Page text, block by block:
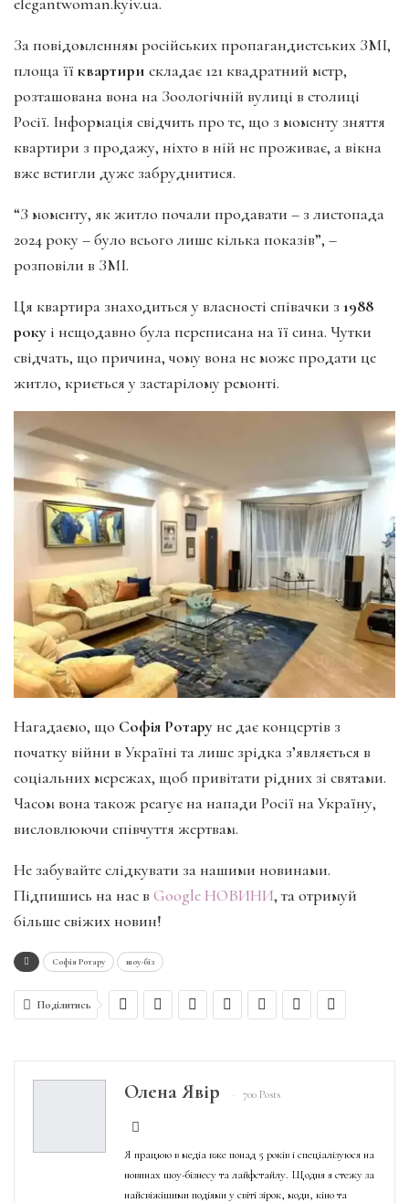
За повідомленням російських пропагандистських ЗМІ,
площа її квартири складає 121 квадратний метр,
розташована вона на Зоологічній вулиці в столиці
Росії. Інформація свідчить про те, що з моменту зняття
квартири з продажу, ніхто в ній не проживає, а вікна
вже встигли дуже забруднитися.
“З моменту, як житло почали продавати – з листопада
2024 року – було всього лише кілька показів”, –
розповіли в ЗМІ.
Ця квартира знаходиться у власності співачки з 1988
року і нещодавно була переписана на її сина. Чутки
свідчать, що причина, чому вона не може продати це
житло, криється у застарілому ремонті.
Нагадаємо, що Софія Ротару не дає концертів з
початку війни в Україні та лише зрідка з’являється в
соціальних мережах, щоб привітати рідних зі святами.
Часом вона також реагує на напади Росії на Україну,
висловлюючи співчуття жертвам.
Не забувайте слідкувати за нашими новинами.
Підпишись на нас в Google НОВИНИ, та отримуй
більше свіжих новин!
Софія Ротару шоу-біз
Поділитись
Олена Явір 700 Posts
Я працюю в медіа вже понад 5 років і спеціалізуюся на
новинах шоу-бізнесу та лайфстайлу. Щодня я стежу за
найсвіжішими подіями у світі зірок, моди, кіно та